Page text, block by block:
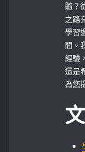
髓？
之路
學習
間。
經驗
還是
為您